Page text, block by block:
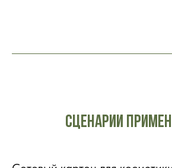
Сценарии